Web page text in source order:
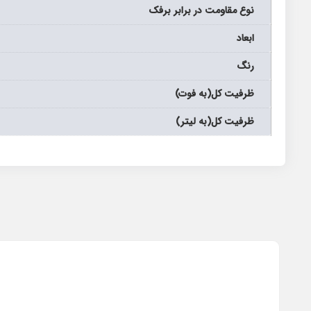
نوع مقاومت در برابر برفک
ابعاد
رنگ
ظرفیت کل(به فوت)
ظرفیت کل(به لیتر)